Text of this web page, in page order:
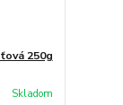
250g
Skladom